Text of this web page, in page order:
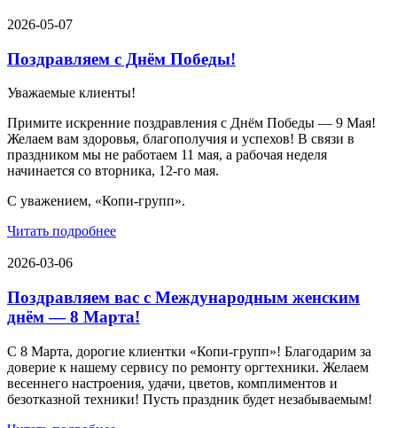
2026-05-07
Поздравляем с Днём Победы!
Уважаемые клиенты!
Примите искренние поздравления с Днём Победы — 9 Мая!
Желаем вам здоровья, благополучия и успехов! В связи в
праздником мы не работаем 11 мая, а рабочая неделя
начинается со вторника, 12-го мая.
С уважением, «Копи-групп».
Читать подробнее
2026-03-06
Поздравляем вас с Международным женским
днём — 8 Марта!
С 8 Марта, дорогие клиентки «Копи‑групп»! Благодарим за
доверие к нашему сервису по ремонту оргтехники. Желаем
весеннего настроения, удачи, цветов, комплиментов и
безотказной техники! Пусть праздник будет незабываемым!